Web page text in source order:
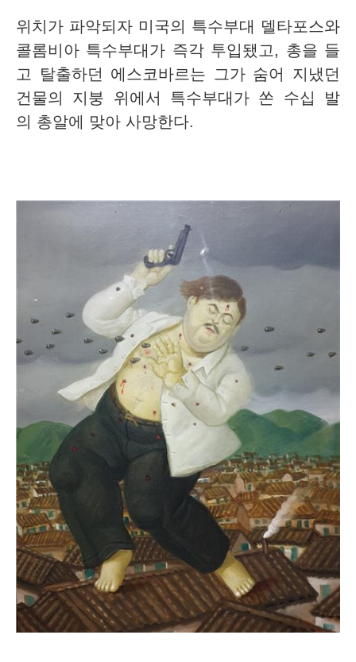
위치가 파악되자 미국의 특수부대 델타포스와
콜롬비아 특수부대가 즉각 투입됐고, 총을 들
고 탈출하던 에스코바르는 그가 숨어 지냈던
건물의 지붕 위에서 특수부대가 쏜 수십 발
의 총알에 맞아 사망한다.